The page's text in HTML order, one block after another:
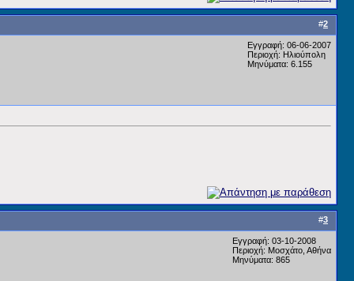
#2
Εγγραφή: 06-06-2007
Περιοχή: Ηλιούπολη
Μηνύματα: 6.155
#3
Εγγραφή: 03-10-2008
Περιοχή: Mοσχάτο, Αθήνα
Μηνύματα: 865